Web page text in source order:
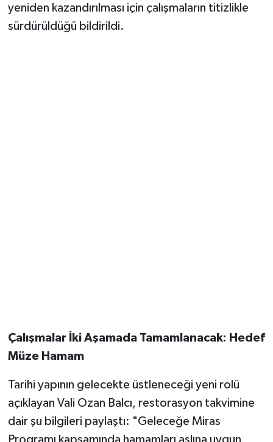
yeniden kazandırılması için çalışmaların titizlikle
sürdürüldüğü bildirildi.
Çalışmalar İki Aşamada Tamamlanacak: Hedef
Müze Hamam
Tarihi yapının gelecekte üstleneceği yeni rolü
açıklayan Vali Ozan Balcı, restorasyon takvimine
dair şu bilgileri paylaştı: "Geleceğe Miras